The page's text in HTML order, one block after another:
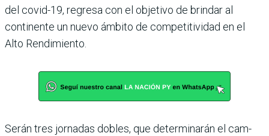
del covid-19, regresa con el objetivo de brindar al
continente un nuevo ámbito de competitividad en el
Alto Rendimiento.
Serán tres jornadas dobles, que determinarán el cam­